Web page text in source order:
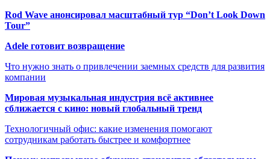
Rod Wave анонсировал масштабный тур “Don’t Look Down
Tour”
Adele готовит возвращение
Что нужно знать о привлечении заемных средств для развития
компании
Мировая музыкальная индустрия всё активнее
сближается с кино: новый глобальный тренд
Технологичный офис: какие изменения помогают
сотрудникам работать быстрее и комфортнее